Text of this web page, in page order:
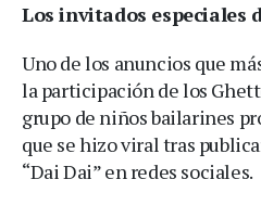
Los invitados especiales
Uno de los anuncios que
la participación de los
grupo de niños bailarines
que se hizo viral tras
“Dai Dai” en redes sociales.